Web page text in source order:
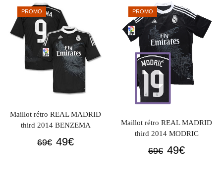
69€.
était :
69€.
est :
49€.
PROMO
Maillot rétro REAL MADRID
third 2014 BENZEMA
69€ Le
49€Le
PROMO
Maillot rétro REAL MADRID
third 2014 MODRIC
69€ Le
49€Le